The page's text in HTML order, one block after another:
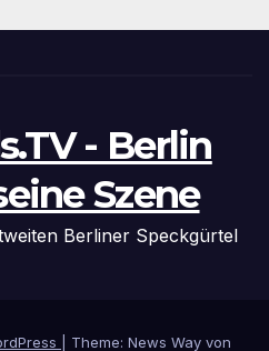
- Berlin
Szene
Berliner Speckgürtel
Theme: News Way von